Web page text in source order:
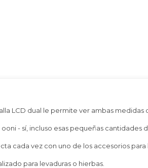
LCD dual le permite ver ambas
- sí, incluso esas pequeñas cantidades
cada vez con uno de los accesorios
para levaduras o hierbas.